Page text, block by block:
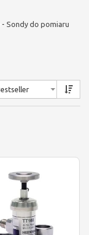
- Sondy do pomiaru